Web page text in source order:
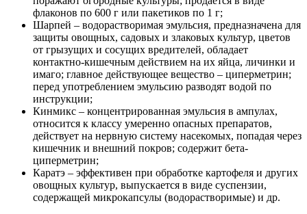
флаконов по 600 г или пакетиков по 1 г;
Шарпей – водорастворимая эмульсия, предназначена для
защиты овощных, садовых и злаковых культур, цветов
от грызущих и сосущих вредителей, обладает
контактно-кишечным действием на их яйца, личинки и
имаго; главное действующее вещество – циперметрин;
перед употреблением эмульсию разводят водой по
инструкции;
Кинмикс – концентрированная эмульсия в ампулах,
относится к классу умеренно опасных препаратов,
действует на нервную систему насекомых, попадая через
кишечник и внешний покров; содержит бета-
циперметрин;
Каратэ – эффективен при обработке картофеля и других
овощных культур, выпускается в виде суспензии,
содержащей микрокапсулы (водорастворимые) и др.